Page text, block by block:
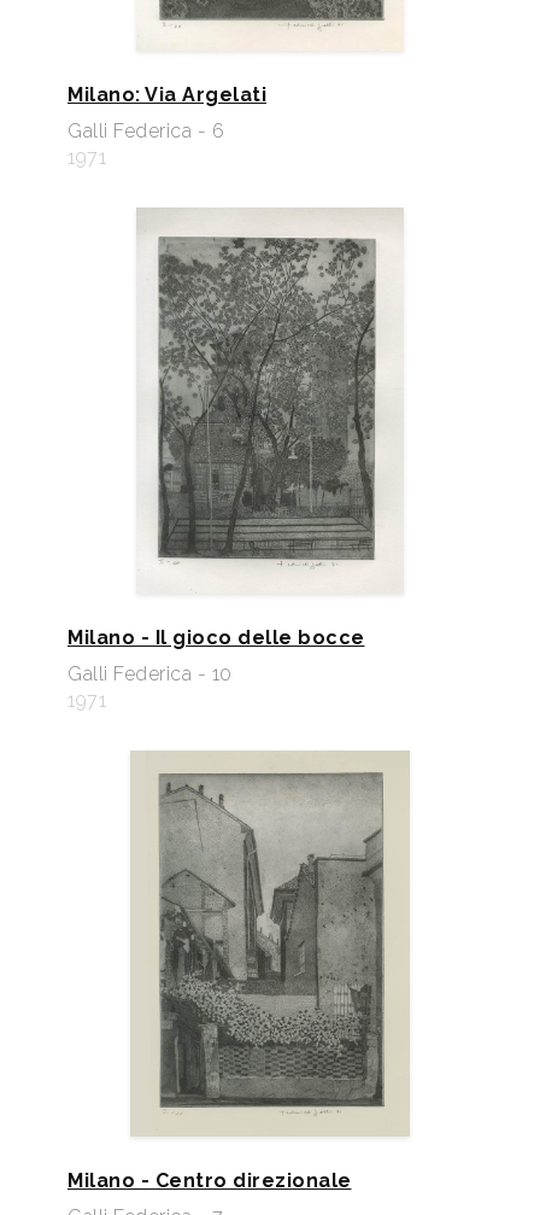
Milano: Via Argelati
Galli Federica - 6
1971
Milano - Il gioco delle bocce
Galli Federica - 10
1971
Milano - Centro direzionale